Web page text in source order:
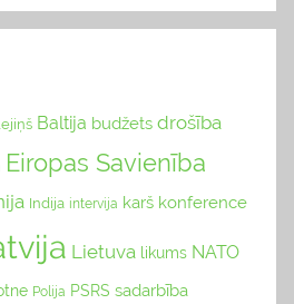
Baltija budžets drošība
Eiropas Savienība
Indija intervija karš konference
Lietuva likums NATO
Polija PSRS sadarbība